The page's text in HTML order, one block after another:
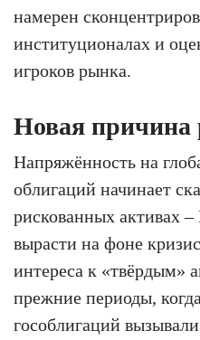
намерен
институционалах и
игроков рынка.
Новая причина
Напряжённость на
облигаций начинает
рискованных активах
вырасти на фоне
интереса к «твёрдым»
прежние периоды,
гособлигаций